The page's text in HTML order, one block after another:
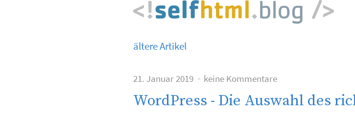
ältere Artikel
21. Januar 2019 keine Kommentare
WordPress - Die Auswahl des